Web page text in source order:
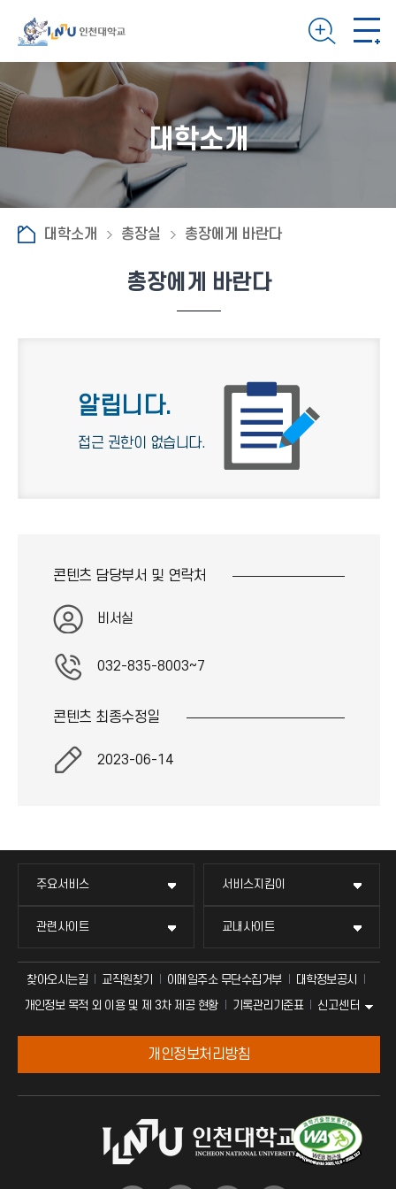
대학소개
대학소개 총장실 총장에게 바란다
총장에게 바란다
알립니다.
접근 권한이 없습니다.
콘텐츠 담당부서 및 연락처
비서실
032-835-8003~7
콘텐츠 최종수정일
2023-06-14
주요서비스 서비스지킴이
관련사이트 교내사이트
찾아오시는길 교직원찾기 이메일주소 무단수집거부
대학정보공시
개인정보 목적 외 이용 및 제 3차 제공 현황
기록관리기준표 신고센터
개인정보처리방침